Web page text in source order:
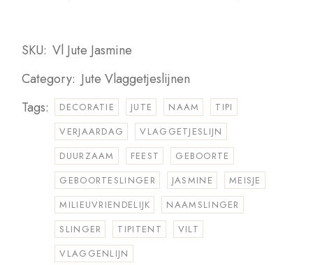
SKU: Vl Jute Jasmine
Category: Jute Vlaggetjeslijnen
Tags:
DECORATIE JUTE NAAM
TIPI
VERJAARDAG
VLAGGETJESLIJN
DUURZAAM
FEEST
GEBOORTE
GEBOORTESLINGER
JASMINE
MEISJE
MILIEUVRIENDELIJK
NAAMSLINGER
SLINGER
TIPITENT
VILT
VLAGGENLIJN